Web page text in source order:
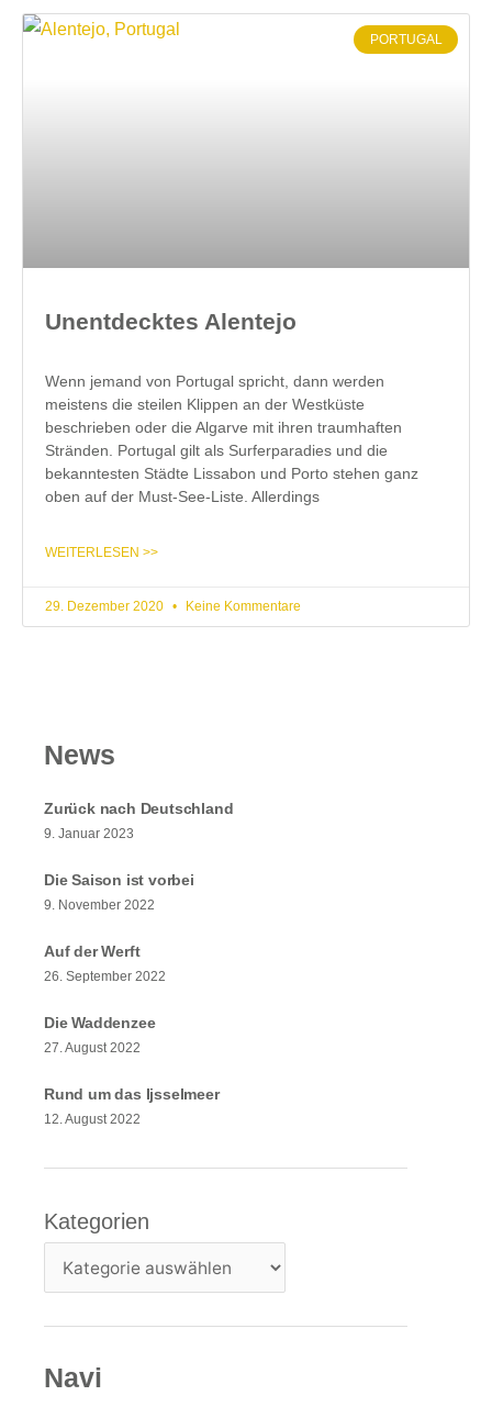
PORTUGAL
Unentdecktes Alentejo
Wenn jemand von Portugal spricht, dann werden
meistens die steilen Klippen an der Westküste
beschrieben oder die Algarve mit ihren traumhaften
Stränden. Portugal gilt als Surferparadies und die
bekanntesten Städte Lissabon und Porto stehen ganz
oben auf der Must-See-Liste. Allerdings
WEITERLESEN >>
29. Dezember 2020 Keine Kommentare
News
Zurück nach Deutschland
9. Januar 2023
Die Saison ist vorbei
9. November 2022
Auf der Werft
26. September 2022
Die Waddenzee
27. August 2022
Rund um das Ijsselmeer
12. August 2022
Kategorien
Kategorien
Navi